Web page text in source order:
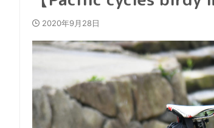
2020年9月28日